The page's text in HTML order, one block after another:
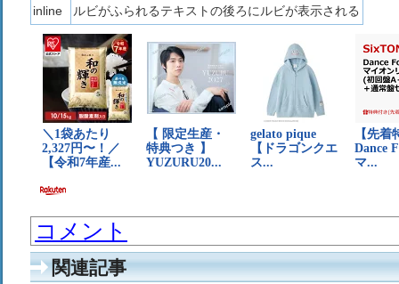
inline
ルビがふられるテキストの後ろにルビが表示される
コメント
関連記事